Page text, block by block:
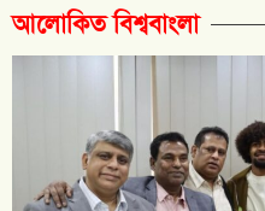
আলোকিত বিশ্ববাংলা